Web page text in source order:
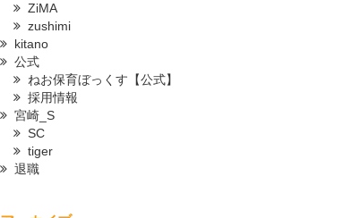
ZiMA
zushimi
kitano
公式
ねお保育ぼっくす【公式】
採用情報
宮崎_S
SC
tiger
退職